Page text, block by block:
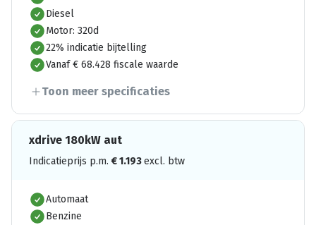
Diesel
Motor: 320d
22% indicatie bijtelling
Vanaf € 68.428 fiscale waarde
Toon meer specificaties
xdrive 180kW aut
Indicatieprijs p.m. €1.193excl. btw
Automaat
Benzine